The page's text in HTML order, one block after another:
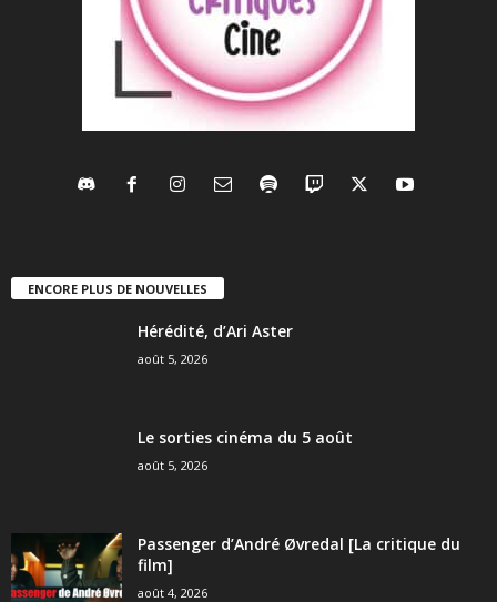
ENCORE PLUS DE NOUVELLES
Hérédité, d’Ari Aster
août 5, 2026
Le sorties cinéma du 5 août
août 5, 2026
Passenger d’André Øvredal [La critique du
film]
août 4, 2026